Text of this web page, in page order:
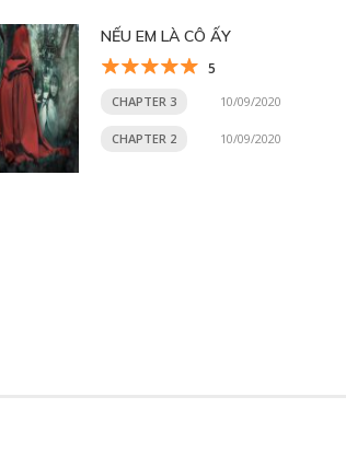
NẾU EM LÀ CÔ ẤY
5
CHAPTER 3 10/09/2020
CHAPTER 2 10/09/2020